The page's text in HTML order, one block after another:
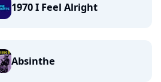
1970 I Feel Alright
Absinthe